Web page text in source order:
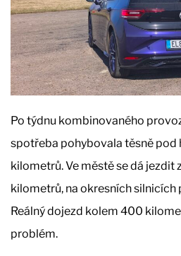
Po týdnu kombinovaného
spotřeba pohybovala těsně pod
kilometrů. Ve městě se dá jezdit
kilometrů, na okresních silnicích
Reálný dojezd kolem 400
problém.